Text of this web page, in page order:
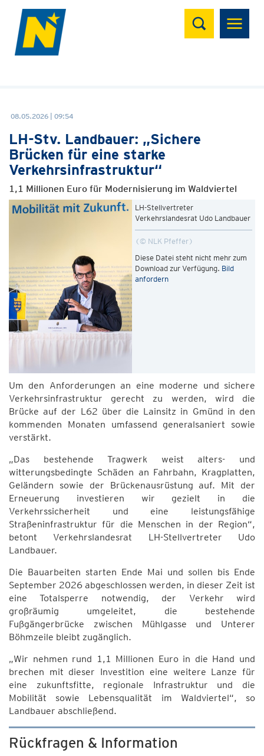
Suchen
08.05.2026 | 09:54
LH-Stv. Landbauer: „Sichere
Brücken für eine starke
Verkehrsinfrastruktur“
1,1 Millionen Euro für Modernisierung im Waldviertel
LH-Stellvertreter
Verkehrslandesrat Udo Landbauer
© NLK Pfeffer
Diese Datei steht nicht mehr zum
Download zur Verfügung. Bild
anfordern
Um den Anforderungen an eine moderne und sichere
Verkehrsinfrastruktur gerecht zu werden, wird die
Brücke auf der L62 über die Lainsitz in Gmünd in den
kommenden Monaten umfassend generalsaniert sowie
verstärkt.
„Das bestehende Tragwerk weist alters- und
witterungsbedingte Schäden an Fahrbahn, Kragplatten,
Geländern sowie der Brückenausrüstung auf. Mit der
Erneuerung investieren wir gezielt in die
Verkehrssicherheit und eine leistungsfähige
Straßeninfrastruktur für die Menschen in der Region“,
betont Verkehrslandesrat LH-Stellvertreter Udo
Landbauer.
Die Bauarbeiten starten Ende Mai und sollen bis Ende
September 2026 abgeschlossen werden, in dieser Zeit ist
eine Totalsperre notwendig, der Verkehr wird
großräumig umgeleitet, die bestehende
Fußgängerbrücke zwischen Mühlgasse und Unterer
Böhmzeile bleibt zugänglich.
„Wir nehmen rund 1,1 Millionen Euro in die Hand und
brechen mit dieser Investition eine weitere Lanze für
eine zukunftsfitte, regionale Infrastruktur und die
Mobilität sowie Lebensqualität im Waldviertel“, so
Landbauer abschließend.
Rückfragen & Information